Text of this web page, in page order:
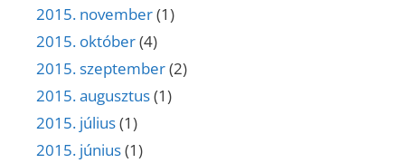
2015. november(1)
2015. október(4)
2015. szeptember(2)
2015. augusztus(1)
2015. július(1)
2015. június(1)